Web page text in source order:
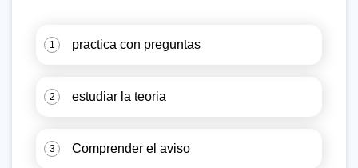
1 practica con preguntas
2 estudiar la teoria
3 Comprender el aviso